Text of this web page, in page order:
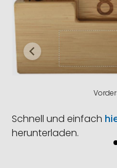
Schnell und einfach
herunterladen.